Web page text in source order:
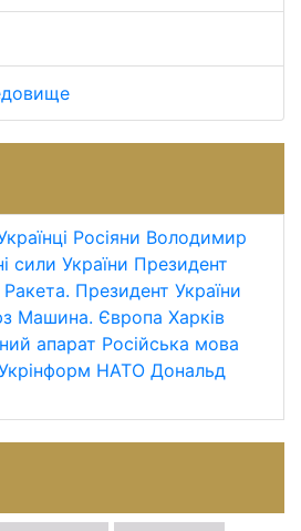
Росіяни Володимир
сили України Президент
Ракета. Президент України
Машина. Європа Харків
апарат Російська мова
НАТО Дональд